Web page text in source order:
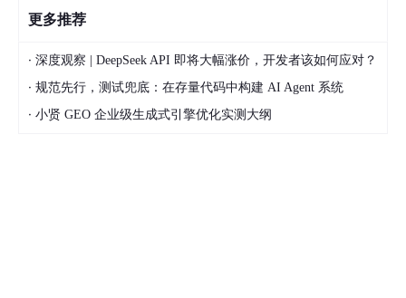
1.2 安装邮箱插件
AltServer 需要安装一个邮箱插件，直接安装即可。
更多推荐
· 深度观察 | DeepSeek API 即将大幅涨价，开发者该如何应对？
· 规范先行，测试兜底：在存量代码中构建 AI Agent 系统
· 小贤 GEO 企业级生成式引擎优化实测大纲